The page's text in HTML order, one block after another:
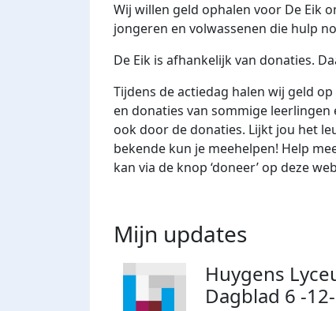
Wij willen geld ophalen voor De Eik
jongeren en volwassenen die hulp
De Eik is afhankelijk van donaties.
Tijdens de actiedag halen wij geld
en donaties van sommige
ook door de donaties. Lijkt jou het
bekende kun je meehelpen! Help
kan via de knop ‘doneer’ op deze
Mijn updates
Huygens
Dagblad 6 -